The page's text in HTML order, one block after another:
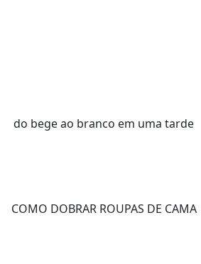
do bege ao branco em uma tarde
COMO DOBRAR ROUPAS DE CAMA